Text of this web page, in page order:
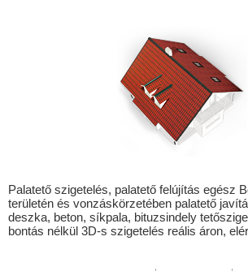
Gádoros
Gerendás
Palatető szigetelés, palatető felújítás egész
területén és vonzáskörzetében palatető
deszka, beton, síkpala, bituzsindely
bontás nélkül 3D-s szigetelés reális áron,